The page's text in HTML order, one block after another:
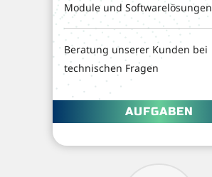
Module und Softwarelösungen
Beratung unserer Kunden bei
technischen Fragen
AUFGABEN